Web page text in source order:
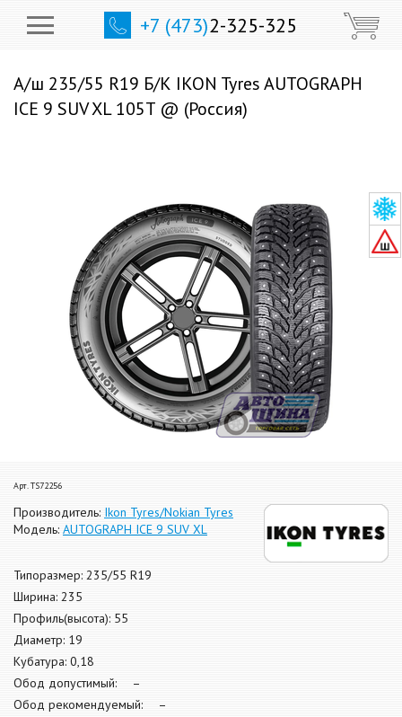
+7 (473)2-325-325
А/ш 235/55 R19 Б/К IKON Tyres AUTOGRAPH
ICE 9 SUV XL 105T @ (Россия)
Арт. TS72256
Производитель: Ikon Tyres/Nokian Tyres
Модель: AUTOGRAPH ICE 9 SUV XL
Типоразмер: 235/55 R19
Ширина: 235
Профиль(высота): 55
Диаметр: 19
Кубатура: 0,18
Обод допустимый: –
Обод рекомендуемый: –